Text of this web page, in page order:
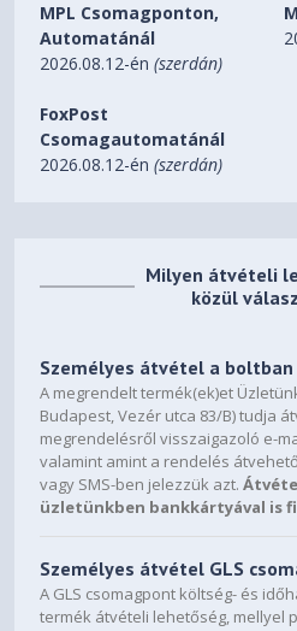
MPL Csomagponton,
Automatánál
2026.08.12-én(szerdán)
FoxPost
Csomagautomatánál
2026.08.12-én(szerdán)
Milyen átvételi
közül
Személyes átvétel a boltban
A megrendelt termék(ek)et
Budapest, Vezér utca 83/B) tudja
megrendelésről visszaigazoló e-
valamint amint a rendelés
vagy SMS-ben jelezzük azt.
üzletünkben bankkártyával is
Személyes átvétel GLS
A GLS csomagpont költség- és
termék átvételi lehetőség, mellyel